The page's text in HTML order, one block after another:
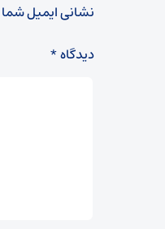
نشانی ایمیل
دیدگاه*